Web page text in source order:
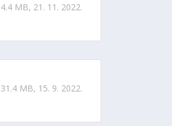
MB, 21. 11. 2022.
MB, 15. 9. 2022.